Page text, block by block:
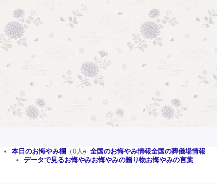
本日のお悔やみ欄 （0人） 全国のお悔やみ情報全国の葬儀場情報
データで見るお悔やみお悔やみの贈り物お悔やみの言葉